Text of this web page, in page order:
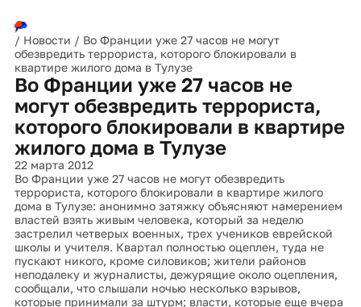
/ Новости / Во Франции уже 27 часов не могут
обезвредить террориста, которого блокировали в
квартире жилого дома в Тулузе
Во Франции уже 27 часов не
могут обезвредить террориста,
которого блокировали в квартире
жилого дома в Тулузе
22 марта 2012
Во Франции уже 27 часов не могут обезвредить
террориста, которого блокировали в квартире жилого
дома в Тулузе: анонимно затяжку объясняют намерением
властей взять живым человека, который за неделю
застрелил четверых военных, трех учеников еврейской
школы и учителя. Квартал полностью оцеплен, туда не
пускают никого, кроме силовиков; жители районов
неподалеку и журналисты, дежурящие около оцепления,
сообщали, что слышали ночью несколько взрывов,
которые принимали за штурм; власти, которые еще вчера